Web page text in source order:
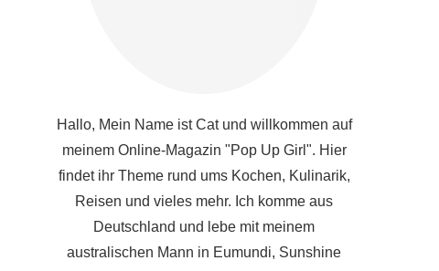
Hallo, Mein Name ist Cat und willkommen auf
meinem Online-Magazin "Pop Up Girl". Hier
findet ihr Theme rund ums Kochen, Kulinarik,
Reisen und vieles mehr. Ich komme aus
Deutschland und lebe mit meinem
australischen Mann in Eumundi, Sunshine